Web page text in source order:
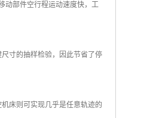
动部件空行程运动速度快，工
寸的抽样检验，因此节省了停
床则可实现几乎是任意轨迹的